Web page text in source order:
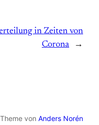
in Zeiten von
Corona
→
Theme von Anders Norén